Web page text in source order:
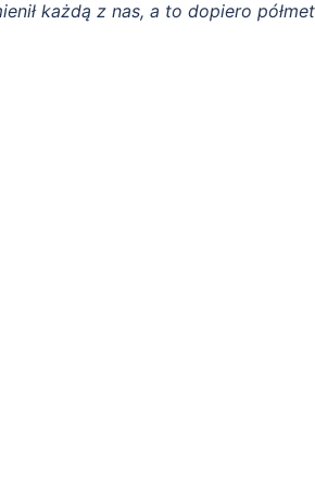
każdą z nas, a to dopiero